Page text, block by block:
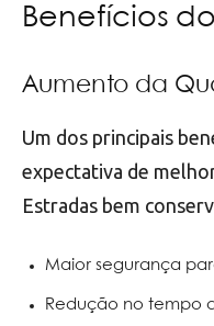
Benefícios
Aumento da
Um dos principais
expectativa de
Estradas bem
Maior segurança
Redução no tempo